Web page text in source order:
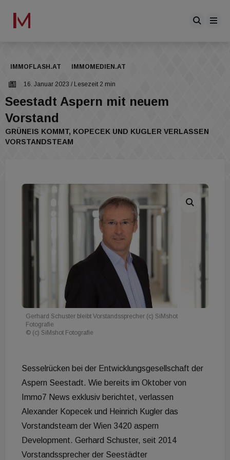
IMMOFLASH.AT IMMOMEDIEN.AT
16. Januar 2023 / Lesezeit 2 min
Seestadt Aspern mit neuem
Vorstand
GRÜNEIS KOMMT, KOPECEK UND KUGLER VERLASSEN
VORSTANDSTEAM
Gerhard Schuster bleibt Vorstandssprecher (c) SiMshot
Fotografie
© (c) SiMshot Fotografie
Sesselrücken bei der Entwicklungsgesellschaft der
Aspern Seestadt. Wie bereits im Oktober von
Immo7 News exklusiv berichtet, verlassen
Alexander Kopecek und Heinrich Kugler das
Vorstandsteam der Wien 3420 aspern
Development. Gerhard Schuster, seit 2014
Vorstandssprecher der Seestädter